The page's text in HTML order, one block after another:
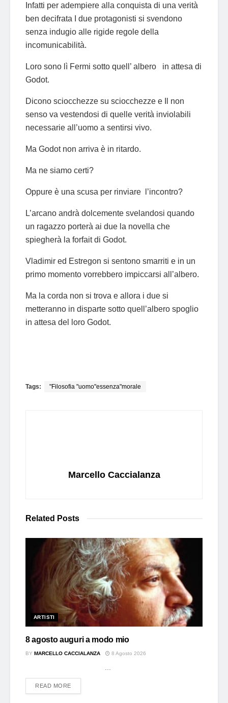
Infatti per adempiere alla conquista di una verità
ben decifrata I due protagonisti si svendono
senza indugio alle rigide regole della
incomunicabilità.
Loro sono lì Fermi sotto quell’ albero in attesa di
Godot.
Dicono sciocchezze su sciocchezze e Il non
senso va vestendosi di quelle verità inviolabili
necessarie all’uomo a sentirsi vivo.
Ma Godot non arriva è in ritardo.
Ma ne siamo certi?
Oppure è una scusa per rinviare l’incontro?
L’arcano andrà dolcemente svelandosi quando
un ragazzo porterà ai due la novella che
spiegherà la forfait di Godot.
Vladimir ed Estregon si sentono smarriti e in un
primo momento vorrebbero impiccarsi all’albero.
Ma la corda non si trova e allora i due si
metteranno in disparte sotto quell’albero spoglio
in attesa del loro Godot.
Tags: "Filosofia "uomo"essenza"morale
Marcello Caccialanza
Related Posts
ARTISTI
8 agosto auguri a modo mio
BY MARCELLO CACCIALANZA 8 Agosto 2026
READ MOREDETAILS